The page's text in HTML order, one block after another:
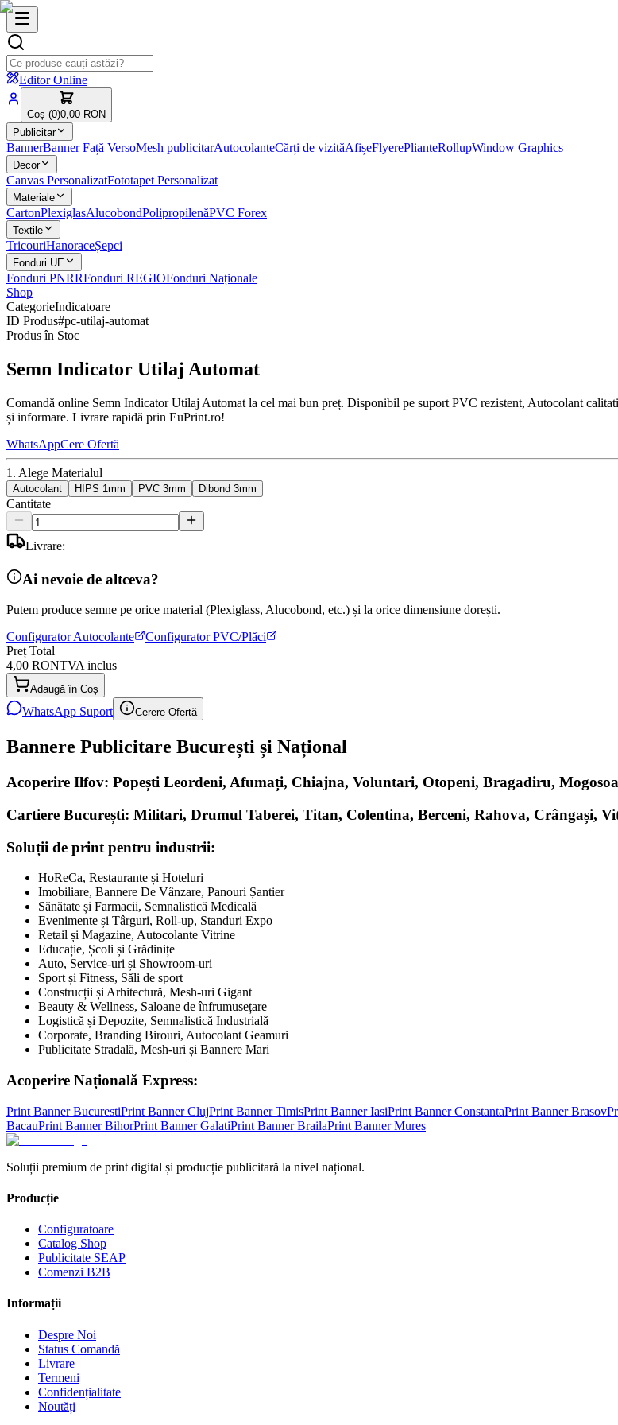
Editor Online
Coș (0)0,00 RON
Publicitar
BannerBanner Față VersoMesh publicitarAutocolanteCărți de vizităAfișeFlyerePlianteRollupWindow Graphics
Decor
Canvas PersonalizatFototapet Personalizat
Materiale
CartonPlexiglasAlucobondPolipropilenăPVC Forex
Textile
TricouriHanoraceȘepci
Fonduri UE
Fonduri PNRRFonduri REGIOFonduri Naționale
Shop
CategorieIndicatoare
ID Produs#pc-utilaj-automat
Produs în Stoc
Semn Indicator Utilaj Automat
Comandă online Semn Indicator Utilaj Automat la cel mai bun preț. Disponibil pe suport PVC rezistent, Autocolant
și informare. Livrare rapidă prin EuPrint.ro!
WhatsAppCere Ofertă
1. Alege Materialul
Autocolant HIPS 1mm PVC 3mm Dibond 3mm
Cantitate
Livrare:
Ai nevoie de altceva?
Putem produce semne pe orice material (Plexiglass, Alucobond, etc.) și la orice dimensiune dorești.
Configurator Autocolante
Configurator PVC/Plăci
Preț Total
4,00 RONTVA inclus
Adaugă în Coș
WhatsApp Suport Cerere Ofertă
Bannere Publicitare București și Național
Acoperire Ilfov: Popești Leordeni, Afumați, Chiajna, Voluntari, Otopeni, Bragadiru,
Cartiere București: Militari, Drumul Taberei, Titan, Colentina, Berceni, Rahova, Crângași,
Soluții de print pentru industrii:
HoReCa, Restaurante și Hoteluri
Imobiliare, Bannere De Vânzare, Panouri Șantier
Sănătate și Farmacii, Semnalistică Medicală
Evenimente și Târguri, Roll-up, Standuri Expo
Retail și Magazine, Autocolante Vitrine
Educație, Școli și Grădinițe
Auto, Service-uri și Showroom-uri
Sport și Fitness, Săli de sport
Construcții și Arhitectură, Mesh-uri Gigant
Beauty & Wellness, Saloane de înfrumusețare
Logistică și Depozite, Semnalistică Industrială
Corporate, Branding Birouri, Autocolant Geamuri
Publicitate Stradală, Mesh-uri și Bannere Mari
Acoperire Națională Express:
Print BannerBucurestiPrint BannerClujPrint BannerTimisPrint BannerIasiPrint BannerConstantaPrint BannerBrasov
BacauPrint BannerBihorPrint BannerGalatiPrint BannerBrailaPrint BannerMures
Soluții premium de print digital și producție publicitară la nivel național.
Producție
Configuratoare
Catalog Shop
Publicitate SEAP
Comenzi B2B
Informații
Despre Noi
Status Comandă
Livrare
Termeni
Confidențialitate
Noutăți